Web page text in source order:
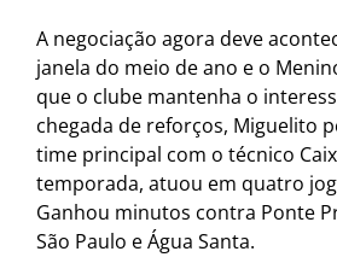
A negociação agora deve
janela do meio de ano e o
que o clube mantenha o
chegada de reforços, Miguelito
time principal com o técnico
temporada, atuou em quatro
Ganhou minutos contra Ponte
São Paulo e Água Santa.